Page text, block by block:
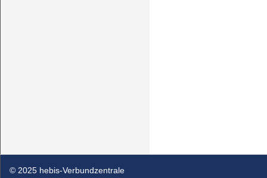
© 2025 hebis-Verbundzentrale